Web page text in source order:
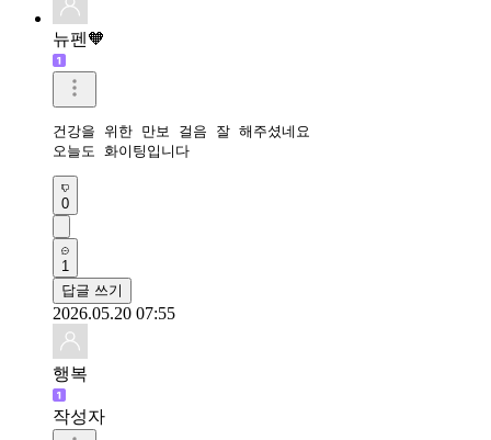
뉴펜🧡
건강을 위한 만보 걸음 잘 해주셨네요
오늘도 화이팅입니다
0
1
답글 쓰기
2026.05.20 07:55
행복
작성자